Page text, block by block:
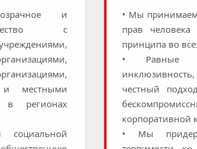
и
с
и местными
в регионах
• Мы
прав человека
принципа во
• Равные
честный
корпоративной
• Мы